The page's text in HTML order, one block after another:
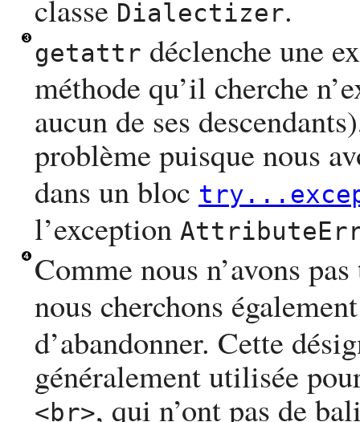
classe Dialectizer.
getattr déclenche une
méthode qu’il cherche
aucun de ses
problème puisque nous
dans un bloc
l’exception
Comme nous n’avons
nous cherchons
d’abandonner. Cette
généralement utilisée
<br>, qui n’ont pas de